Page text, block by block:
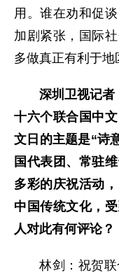
用。谁在劝和促
加剧紧张，国际
多做真正有利于地
深圳卫视记者
十六个联合国中
文日的主题是“诗
国代表团、常驻
多彩的庆祝活动
中国传统文化，
人对此有何评论？
林剑：祝贺